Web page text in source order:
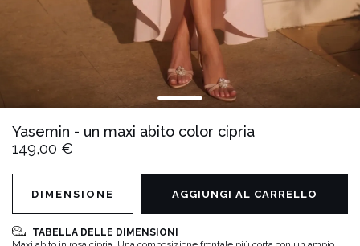
Yasemin - un maxi abito color cipria
149,00 €
TABELLA DELLE DIMENSIONI
DIMENSIONE AGGIUNGI AL CARRELLO